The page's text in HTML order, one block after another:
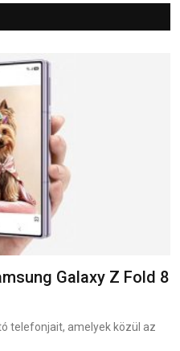
Galaxy Z Fold 8
telefonjait, amelyek közül az